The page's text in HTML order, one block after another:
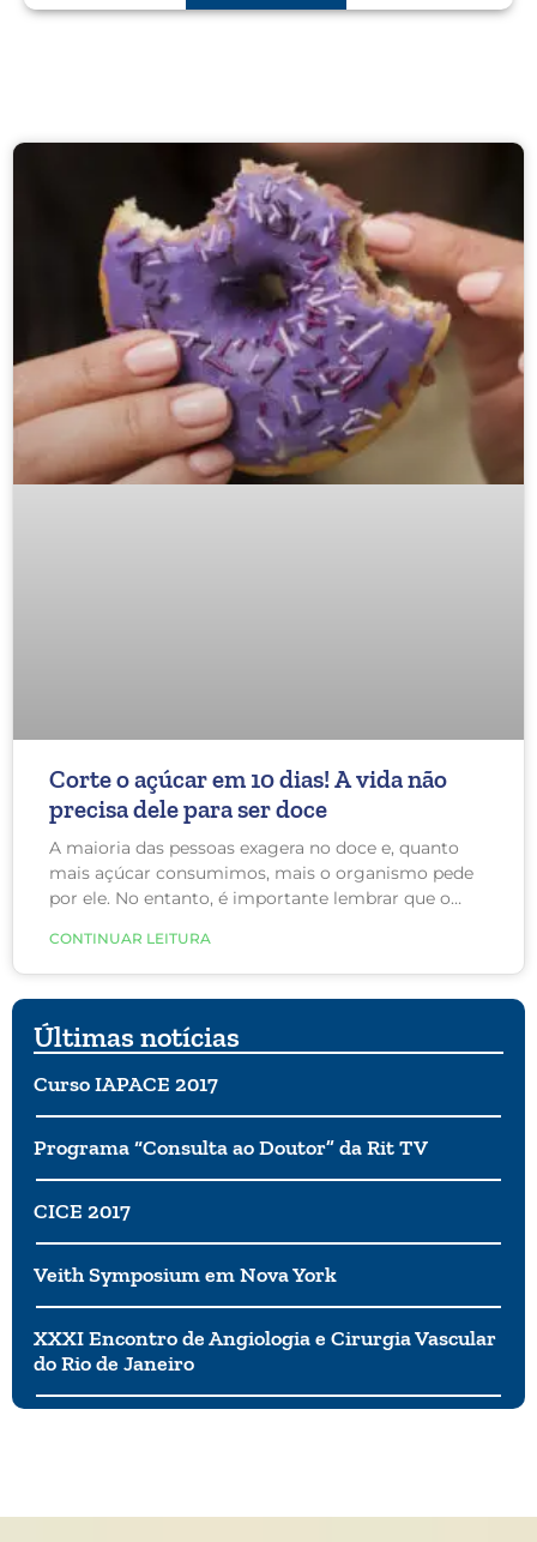
Corte o açúcar em 10 dias! A vida não
precisa dele para ser doce
A maioria das pessoas exagera no doce e, quanto
mais açúcar consumimos, mais o organismo pede
por ele. No entanto, é importante lembrar que o
para a cintura, além de aumenta o risco de diabetes
e doenças cardiovasculares. O efeito do açúcar no
cérebro é muito semelhante ao da cocaína e, por
isso, devemos tratar como vício.
CONTINUAR LEITURA
Últimas notícias
Curso IAPACE 2017
Programa “Consulta ao Doutor” da Rit TV
CICE 2017
Veith Symposium em Nova York
XXXI Encontro de Angiologia e Cirurgia Vascular
do Rio de Janeiro